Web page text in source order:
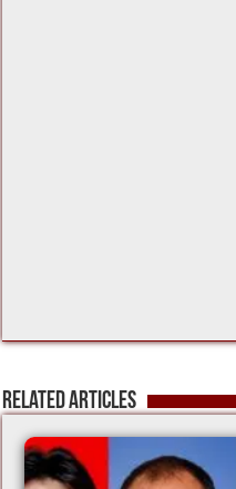
Related Articles